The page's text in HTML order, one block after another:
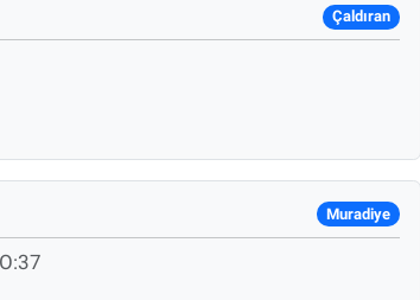
Çaldıran
Muradiye